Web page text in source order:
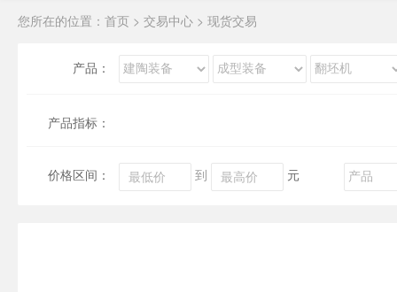
您所在的位置： 首页 > 交易中心 > 现货交易
产品：
产品指标：
价格区间： 到 元